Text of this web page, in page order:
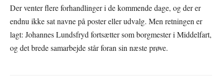
Der venter flere forhandlinger i de kommende dage, og der er
endnu ikke sat navne på poster eller udvalg. Men retningen er
lagt: Johannes Lundsfryd fortsætter som borgmester i Middelfart,
og det brede samarbejde står foran sin næste prøve.